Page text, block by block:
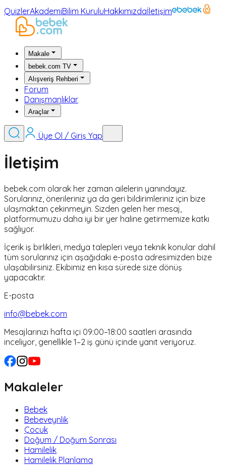
QuizlerAkademiBilim KuruluHakkımızdaİletişim
Makale
bebek.com TV
Alışveriş Rehberi
Forum
Danışmanlıklar
Araçlar
Üye Ol / Giriş Yap
İletişim
bebek.com olarak her zaman ailelerin yanındayız.
Sorularınız, önerileriniz ya da geri bildirimleriniz için bize
ulaşmaktan çekinmeyin. Sizden gelen her mesaj,
platformumuzu daha iyi bir yer haline getirmemize katkı
sağlıyor.
İçerik iş birlikleri, medya talepleri veya teknik konular dahil
tüm sorularınız için aşağıdaki e-posta adresimizden bize
ulaşabilirsiniz. Ekibimiz en kısa sürede size dönüş
yapacaktır.
E-posta
info@bebek.com
Mesajlarınızı hafta içi 09:00–18:00 saatleri arasında
inceliyor, genellikle 1–2 iş günü içinde yanıt veriyoruz.
Makaleler
Bebek
Bebeveynlik
Çocuk
Doğum / Doğum Sonrası
Hamilelik
Hamilelik Planlama